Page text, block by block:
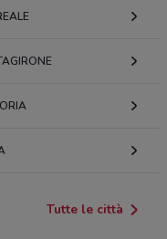
Tutte le città